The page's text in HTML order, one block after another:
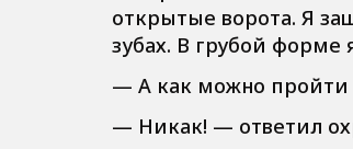
открытые ворота. Я
зубах. В грубой форме
— А как можно пройти
— Никак! — ответил